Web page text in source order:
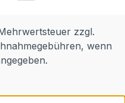
zzgl.
wenn